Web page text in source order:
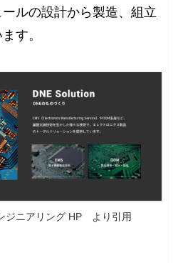
ルの設計から製造、組立
す。
ジニアリング HP より引用